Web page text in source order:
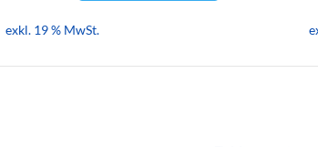
exkl. 19 % MwSt.